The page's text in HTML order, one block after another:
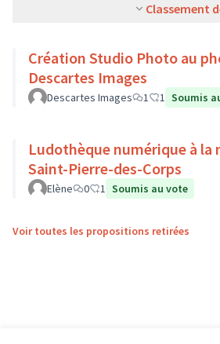
Classement
Création Studio Photo au
Descartes Images
Descartes Images 1 1 Soumis
Ludothèque numérique à la
Saint-Pierre-des-Corps
Elène 0 1 Soumis au vote
Voir toutes les propositions retirées